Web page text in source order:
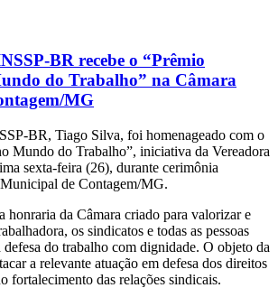
BR recebe o “Prêmio
do Trabalho” na Câmara
MG
BR, Tiago Silva, foi homenageado com o
Mundo do Trabalho”, iniciativa da Vereadora
sexta-feira (26), durante cerimônia
de Contagem/MG.
honraria da Câmara criado para valorizar e
os sindicatos e todas as pessoas
do trabalho com dignidade. O objeto da
a relevante atuação em defesa dos direitos
fortalecimento das relações sindicais.